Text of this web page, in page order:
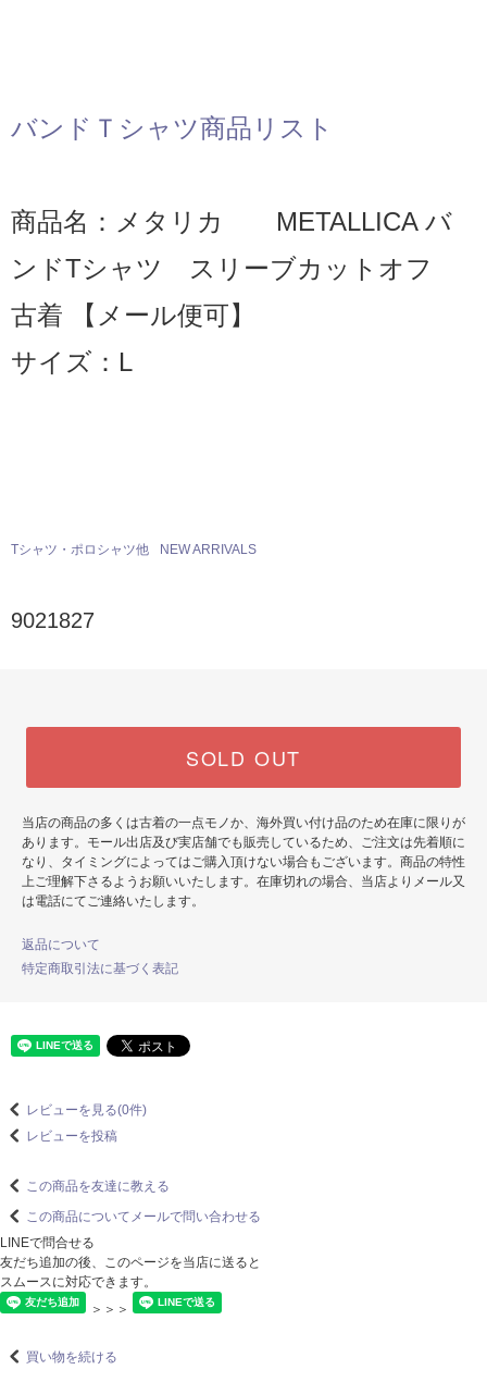
バンドＴシャツ商品リスト
商品名：メタリカ METALLICA バ
ンドTシャツ スリーブカットオフ
古着 【メール便可】
サイズ：L
Tシャツ・ポロシャツ他 NEW ARRIVALS
9021827
SOLD OUT
当店の商品の多くは古着の一点モノか、海外買い付け品のため在庫に限りが
あります。モール出店及び実店舗でも販売しているため、ご注文は先着順に
なり、タイミングによってはご購入頂けない場合もございます。商品の特性
上ご理解下さるようお願いいたします。在庫切れの場合、当店よりメール又
は電話にてご連絡いたします。
返品について
特定商取引法に基づく表記
レビューを見る(0件)
レビューを投稿
この商品を友達に教える
この商品についてメールで問い合わせる
LINEで問合せる
友だち追加の後、このページを当店に送ると
スムースに対応できます。
＞＞＞
買い物を続ける